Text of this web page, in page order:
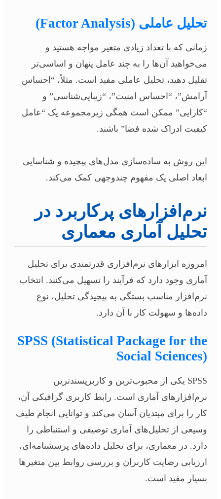
تحلیل عاملی (Factor Analysis)
زمانی که با تعداد زیادی متغیر مواجه هستید و
می‌خواهید آن‌ها را به چند عامل پنهان و اساسی‌تر
تقلیل دهید، تحلیل عاملی مفید است. مثلاً، “احساس
آرامش”، “احساس امنیت”، “زیبایی‌شناسی” و
“کارایی” ممکن است همگی زیرمجموعه یک “عامل
کیفیت ادراک شده فضا” باشند.
این روش به ساده‌سازی مدل‌های پیچیده و شناسایی
ابعاد اصلی یک مفهوم چندوجهی کمک می‌کند.
نرم‌افزارهای پرکاربرد در
تحلیل آماری معماری
امروزه ابزارهای نرم‌افزاری قدرتمندی برای تحلیل
آماری وجود دارد که فرآیند را تسهیل می‌کنند. انتخاب
نرم‌افزار مناسب بستگی به پیچیدگی تحلیل، نوع
داده‌ها و سهولت کار با آن دارد.
SPSS (Statistical Package for the
Social Sciences)
SPSS یکی از محبوب‌ترین و کاربرپسندترین
نرم‌افزارهای آماری است. رابط کاربری گرافیکی آن،
کار را برای مبتدیان آسان می‌کند و توانایی انجام طیف
وسیعی از تحلیل‌های آماری توصیفی و استنباطی را
دارد. در معماری، برای تحلیل داده‌های پرسشنامه‌ای،
ارزیابی رضایت کاربران و بررسی روابط بین متغیرها
بسیار مفید است.